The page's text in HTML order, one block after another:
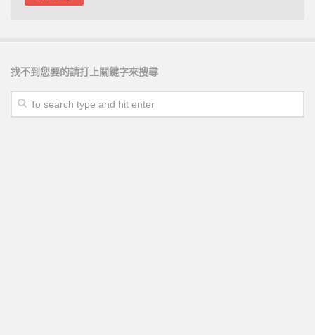
找不到您要的請打上關鍵字來搜尋